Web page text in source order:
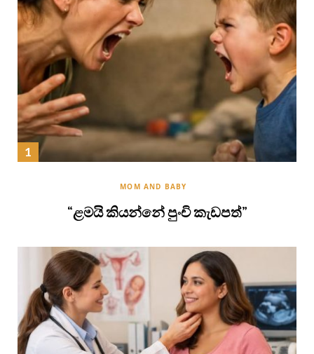
MOM AND BABY
“ළමයි කියන්නේ පුංචි කැඩපත්”